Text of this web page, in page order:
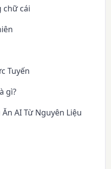
chữ cái
Tuyến
gì?
AI Từ Nguyên Liệu